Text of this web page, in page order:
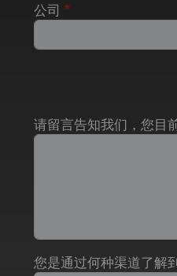
公司
请留言告知我们，您目
您是通过何种渠道了解